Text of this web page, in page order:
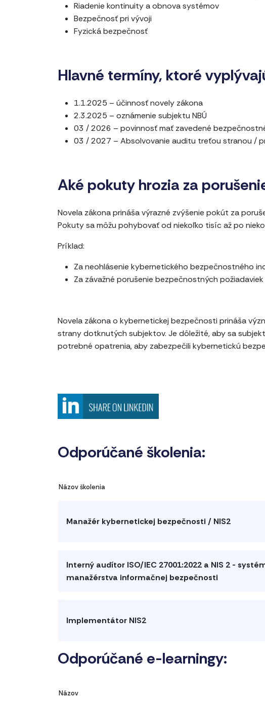
Riadenie kontinuity a obnova systémov
Bezpečnosť pri vývoji
Fyzická bezpečnosť
Hlavné termíny, ktoré
1.1.2025 – účinnosť novely zákona
2.3.2025 – oznámenie subjektu NBÚ
03 / 2026 – povinnosť mať zavedené
03 / 2027 – Absolvovanie auditu treťou stranou /
Aké pokuty hrozia za
Novela zákona prináša výrazné zvýšenie pokút za
Pokuty sa môžu pohybovať od niekoľko tisíc až po
Príklad:
Za neohlásenie kybernetického bezpečnostného
Za závažné porušenie bezpečnostných
Novela zákona o kybernetickej bezpečnosti prináša
strany dotknutých subjektov. Je dôležité, aby sa
potrebné opatrenia, aby zabezpečili kybernetickú
Odporúčané školenia:
Názov školenia
Manažér kybernetickej bezpečnosti / NIS2
Interný audítor ISO/IEC 27001:2022 a NIS 2 -
manažérstva informačnej bezpečnosti
Implementátor NIS2
Odporúčané e-learningy:
Názov